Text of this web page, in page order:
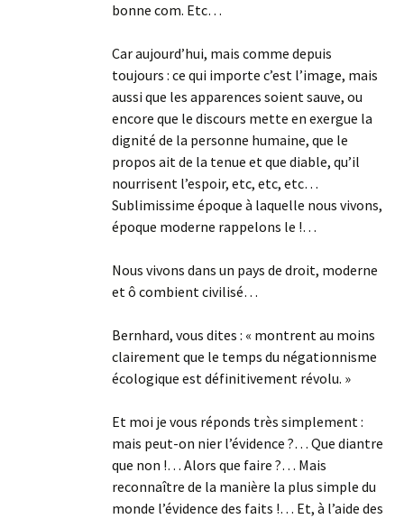
bonne com. Etc…
Car aujourd’hui, mais comme depuis
toujours : ce qui importe c’est l’image, mais
aussi que les apparences soient sauve, ou
encore que le discours mette en exergue la
dignité de la personne humaine, que le
propos ait de la tenue et que diable, qu’il
nourrisent l’espoir, etc, etc, etc…
Sublimissime époque à laquelle nous vivons,
époque moderne rappelons le !…
Nous vivons dans un pays de droit, moderne
et ô combient civilisé…
Bernhard, vous dites : « montrent au moins
clairement que le temps du négationnisme
écologique est définitivement révolu. »
Et moi je vous réponds très simplement :
mais peut-on nier l’évidence ?… Que diantre
que non !… Alors que faire ?… Mais
reconnaître de la manière la plus simple du
monde l’évidence des faits !… Et, à l’aide des